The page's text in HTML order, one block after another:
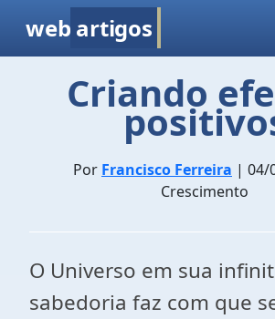
web artigos
Criando
Por Francisco Ferreira | 04/
Crescimento
O Universo em sua
sabedoria faz com que